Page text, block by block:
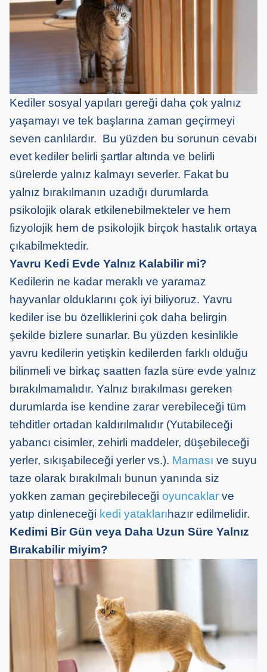
Kediler sosyal yapıları gereği daha çok yalnız
yaşamayı ve tek başlarına zaman geçirmeyi
seven canlılardır. Bu yüzden bu sorunun cevabı
evet kediler belirli şartlar altında ve belirli
sürelerde yalnız kalmayı severler. Fakat bu
yalnız bırakılmanın uzadığı durumlarda
psikolojik olarak etkilenebilmekteler ve hem
fizyolojik hem de psikolojik birçok hastalık ortaya
çıkabilmektedir.
Yavru Kedi Evde Yalnız Kalabilir mi?
Kedilerin ne kadar meraklı ve yaramaz
hayvanlar olduklarını çok iyi biliyoruz. Yavru
kediler ise bu özelliklerini çok daha belirgin
şekilde bizlere sunarlar. Bu yüzden kesinlikle
yavru kedilerin yetişkin kedilerden farklı olduğu
bilinmeli ve birkaç saatten fazla süre evde yalnız
bırakılmamalıdır. Yalnız bırakılması gereken
durumlarda ise kendine zarar verebileceği tüm
tehditler ortadan kaldırılmalıdır (Yutabileceği
yabancı cisimler, zehirli maddeler, düşebileceği
yerler, sıkışabileceği yerler vs.). Maması ve suyu
taze olarak bırakılmalı bunun yanında siz
yokken zaman geçirebileceği oyuncaklar ve
yatıp dinleneceği kedi yataklarıhazır edilmelidir.
Kedimi Bir Gün veya Daha Uzun Süre Yalnız
Bırakabilir miyim?